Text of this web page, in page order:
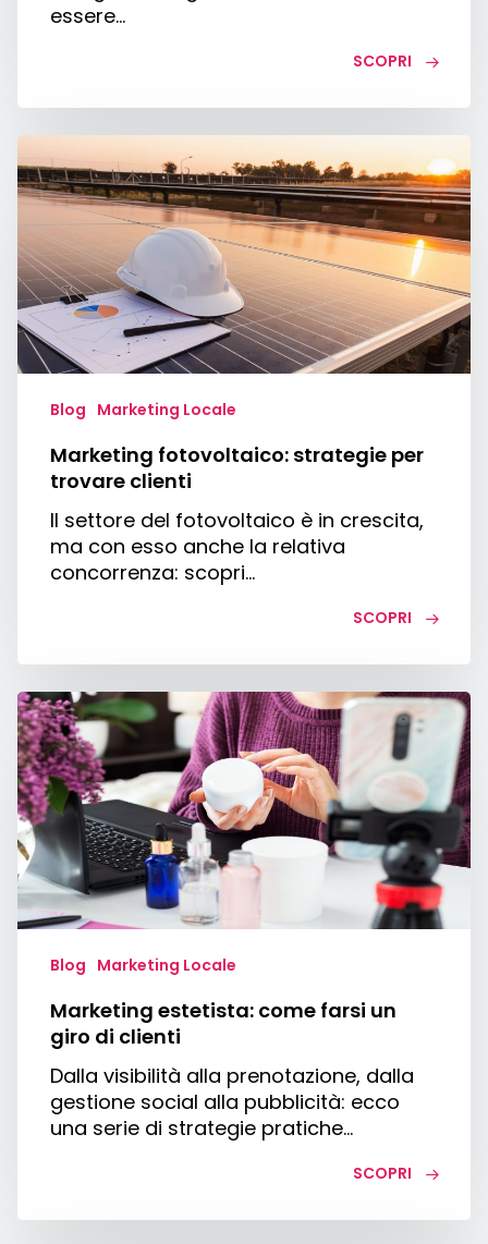
essere…
SCOPRI
Marketing
fotovoltaico:
strategie
per
trovare
clienti
Blog Marketing Locale
Marketing fotovoltaico: strategie per
trovare clienti
Il settore del fotovoltaico è in crescita,
ma con esso anche la relativa
concorrenza: scopri…
SCOPRI
Marketing
estetista:
come
farsi
un
giro
di
clienti
Blog Marketing Locale
Marketing estetista: come farsi un
giro di clienti
Dalla visibilità alla prenotazione, dalla
gestione social alla pubblicità: ecco
una serie di strategie pratiche…
SCOPRI